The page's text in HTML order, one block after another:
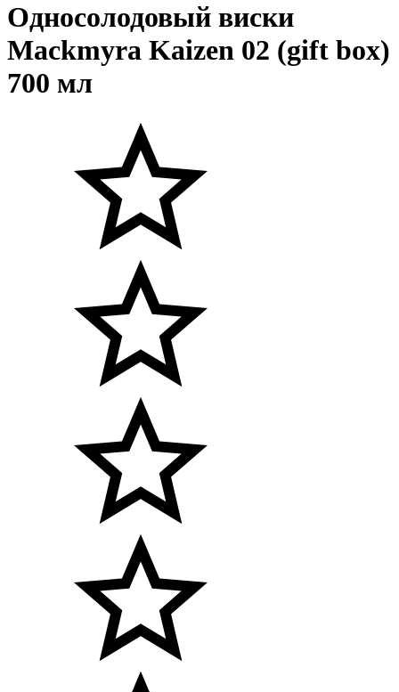
Односолодовый виски
Mackmyra Kaizen 02 (gift box)
700 мл